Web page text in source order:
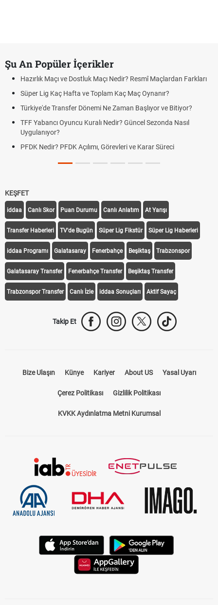
Şu An Popüler İçerikler
Hazırlık Maçı ve Dostluk Maçı Nedir? Resmî Maçlardan Farkları
Süper Lig Kaç Hafta ve Toplam Kaç Maç Oynanır?
Türkiye'de Transfer Dönemi Ne Zaman Başlıyor ve Bitiyor?
TFF Yabancı Oyuncu Kuralı Nedir? Güncel Sezonda Nasıl
Uygulanıyor?
PFDK Nedir? PFDK Açılımı, Görevleri ve Karar Süreci
KEŞFET
iddaa Canlı Skor Puan Durumu Canlı Anlatım At Yarışı
Transfer Haberleri TV'de Bugün Süper Lig Fikstür Süper Lig Haberleri
iddaa Programı Galatasaray Fenerbahçe Beşiktaş Trabzonspor
Galatasaray Transfer Fenerbahçe Transfer Beşiktaş Transfer
Trabzonspor Transfer Canlı İzle iddaa Sonuçları Aktif Sayaç
Takip Et
Bize Ulaşın Künye Kariyer About US Yasal Uyarı
Çerez Politikası Gizlilik Politikası
KVKK Aydınlatma Metni Kurumsal